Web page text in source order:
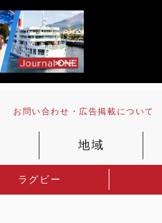
お問い合わせ・ 広告掲載 について
地域
ラグビー